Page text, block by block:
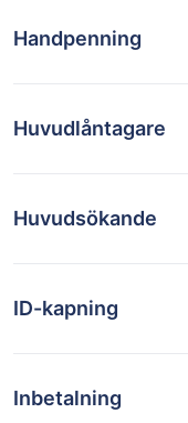
Handpenning
Huvudlåntagare
Huvudsökande
ID-kapning
Inbetalning